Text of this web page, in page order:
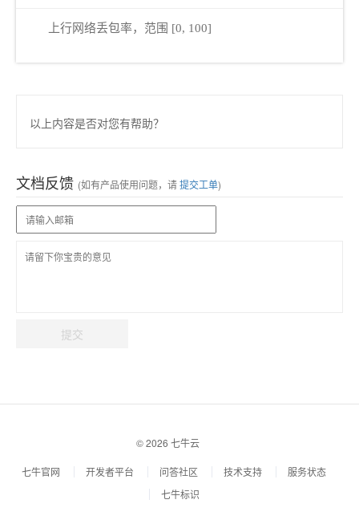
上行网络丢包率，范围 [0, 100]
以上内容是否对您有帮助？
文档反馈 (如有产品使用问题，请提交工单)
提交
© 2026 七牛云
七牛官网 开发者平台 问答社区 技术支持
服务状态
七牛标识